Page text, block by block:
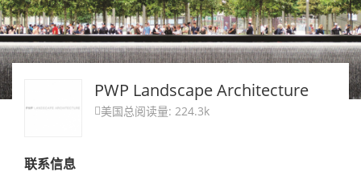
PWP Landscape Architecture
 美国总阅读量: 224.3k
联系信息